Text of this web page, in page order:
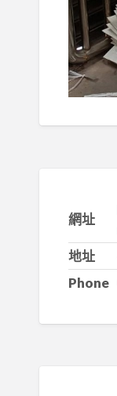
網址
地址
Phone